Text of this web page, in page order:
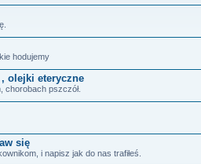
hodujemy
olejki eteryczne
pszczół.
się
i napisz jak do nas trafiłeś.